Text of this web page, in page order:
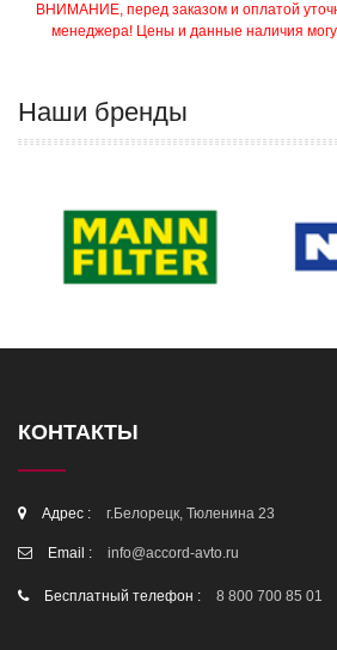
ВНИМАНИЕ, перед заказом и оплатой
менеджера! Цены и данные наличия
Наши бренды
КОНТАКТЫ
Адрес : г.Белорецк, Тюленина 23
Email : info@accord-avto.ru
Бесплатный телефон : 8 800 700 85 01